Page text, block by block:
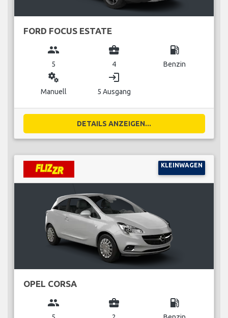
FORD FOCUS ESTATE
group
5
business_center
4
local_gas_station
Benzin
miscellaneous_services
Manuell
login
5 Ausgang
DETAILS ANZEIGEN...
KLEINWAGEN
OPEL CORSA
group business_center local_gas_station